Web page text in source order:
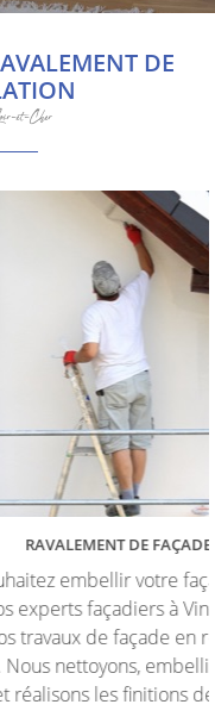
DE
et-Cher
façade ? Faites
Vineuil (41) pour
rénovation ou
votre
de peintures.